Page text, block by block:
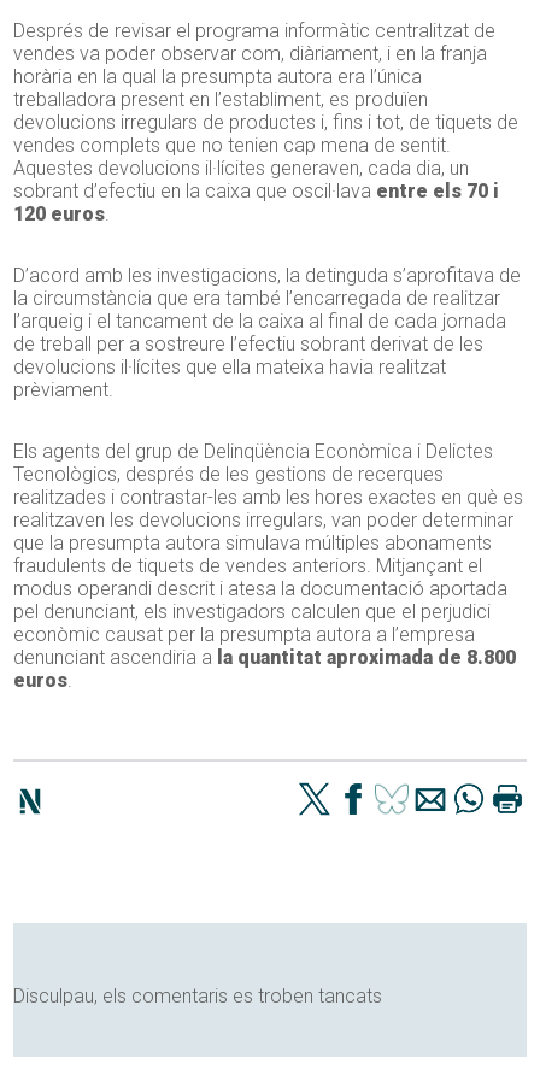
Després de revisar el programa informàtic centralitzat de
vendes va poder observar com, diàriament, i en la franja
horària en la qual la presumpta autora era l’única
treballadora present en l’establiment, es produïen
devolucions irregulars de productes i, fins i tot, de tiquets de
vendes complets que no tenien cap mena de sentit.
Aquestes devolucions il·lícites generaven, cada dia, un
sobrant d’efectiu en la caixa que oscil·lava entre els 70 i
120 euros.
D’acord amb les investigacions, la detinguda s’aprofitava de
la circumstància que era també l’encarregada de realitzar
l’arqueig i el tancament de la caixa al final de cada jornada
de treball per a sostreure l’efectiu sobrant derivat de les
devolucions il·lícites que ella mateixa havia realitzat
prèviament.
Els agents del grup de Delinqüència Econòmica i Delictes
Tecnològics, després de les gestions de recerques
realitzades i contrastar-les amb les hores exactes en què es
realitzaven les devolucions irregulars, van poder determinar
que la presumpta autora simulava múltiples abonaments
fraudulents de tiquets de vendes anteriors. Mitjançant el
modus operandi descrit i atesa la documentació aportada
pel denunciant, els investigadors calculen que el perjudici
econòmic causat per la presumpta autora a l’empresa
denunciant ascendiria a la quantitat aproximada de 8.800
euros.
Disculpau, els comentaris es troben tancats